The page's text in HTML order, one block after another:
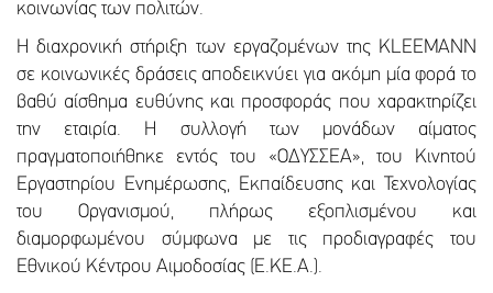
κοινωνίας των πολιτών.
Η διαχρονική στήριξη των εργαζομένων της KLEEMANN
σε κοινωνικές δράσεις αποδεικνύει για ακόμη μία φορά το
βαθύ αίσθημα ευθύνης και προσφοράς που χαρακτηρίζει
την εταιρία. Η συλλογή των μονάδων αίματος
πραγματοποιήθηκε εντός του «ΟΔΥΣΣΕΑ», του Κινητού
Εργαστηρίου Ενημέρωσης, Εκπαίδευσης και Τεχνολογίας
του Οργανισμού, πλήρως εξοπλισμένου και
διαμορφωμένου σύμφωνα με τις προδιαγραφές του
Εθνικού Κέντρου Αιμοδοσίας (Ε.ΚΕ.Α.).